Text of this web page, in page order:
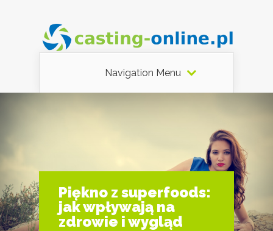
Navigation Menu
Piękno z superfoods:
jak wpływają na
zdrowie i wygląd